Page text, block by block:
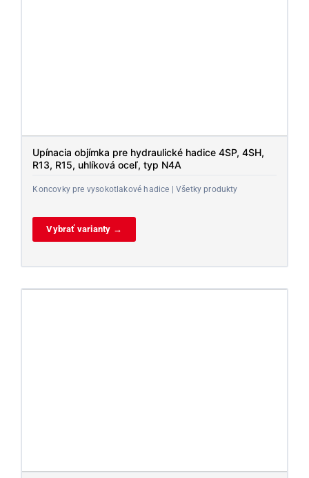
Upínacia objímka pre hydraulické hadice 4SP, 4SH,
R13, R15, uhlíková oceľ, typ N4A
Koncovky pre vysokotlakové hadice | Všetky produkty
Vybrať varianty →